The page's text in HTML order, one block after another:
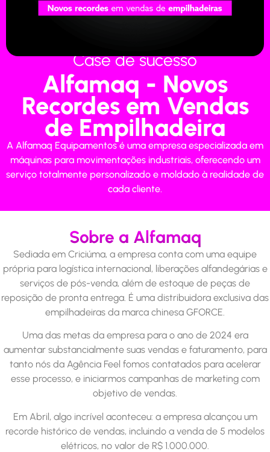
Case de sucesso
Alfamaq - Novos
Recordes em Vendas
de Empilhadeira
A Alfamaq Equipamentos é uma empresa especializada em
máquinas para movimentações industriais, oferecendo um
serviço totalmente personalizado e moldado à realidade de
cada cliente.
Sobre a Alfamaq
Sediada em Criciúma, a empresa conta com uma equipe
própria para logística internacional, liberações alfandegárias e
serviços de pós-venda, além de estoque de peças de
reposição de pronta entrega. É uma distribuidora exclusiva das
empilhadeiras da marca chinesa GFORCE.
Uma das metas da empresa para o ano de 2024 era
aumentar substancialmente suas vendas e faturamento, para
tanto nós da Agência Feel fomos contatados para acelerar
esse processo, e iniciarmos campanhas de marketing com
objetivo de vendas.
Em Abril, algo incrível aconteceu: a empresa alcançou um
recorde histórico de vendas, incluindo a venda de 5 modelos
elétricos, no valor de R$ 1.000.000.